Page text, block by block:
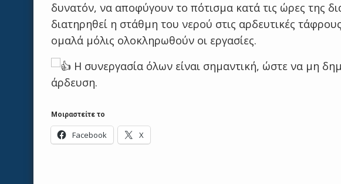
δυνατόν, να αποφύγουν το πότισμα κατά τις ώρες της
διατηρηθεί η στάθμη του νερού στις αρδευτικές
ομαλά μόλις ολοκληρωθούν οι εργασίες.
Η συνεργασία όλων είναι σημαντική, ώστε να μη
άρδευση.
Μοιραστείτε το
Facebook X